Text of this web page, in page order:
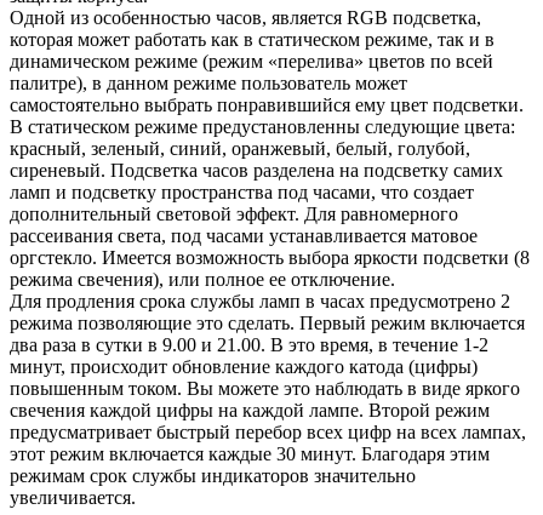
Одной из особенностью часов, является RGB подсветка,
которая может работать как в статическом режиме, так и в
динамическом режиме (режим «перелива» цветов по всей
палитре), в данном режиме пользователь может
самостоятельно выбрать понравившийся ему цвет подсветки.
В статическом режиме предустановленны следующие цвета:
красный, зеленый, синий, оранжевый, белый, голубой,
сиреневый. Подсветка часов разделена на подсветку самих
ламп и подсветку пространства под часами, что создает
дополнительный световой эффект. Для равномерного
рассеивания света, под часами устанавливается матовое
оргстекло. Имеется возможность выбора яркости подсветки (8
режима свечения), или полное ее отключение.
Для продления срока службы ламп в часах предусмотрено 2
режима позволяющие это сделать. Первый режим включается
два раза в сутки в 9.00 и 21.00. В это время, в течение 1-2
минут, происходит обновление каждого катода (цифры)
повышенным током. Вы можете это наблюдать в виде яркого
свечения каждой цифры на каждой лампе. Второй режим
предусматривает быстрый перебор всех цифр на всех лампах,
этот режим включается каждые 30 минут. Благодаря этим
режимам срок службы индикаторов значительно
увеличивается.